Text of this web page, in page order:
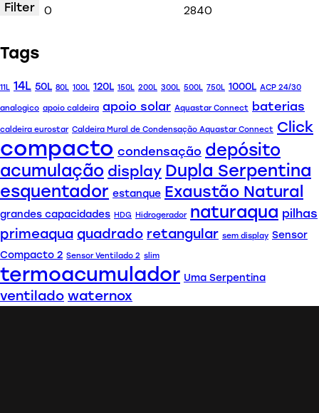
Filter
Tags
11L 14L 50L 80L 100L 120L 150L 200L 300L 500L 750L 1000L ACP 24/30
analogico apoio caldeira apoio solar Aquastar Connect baterias
caldeira eurostar Caldeira Mural de Condensação Aquastar Connect Click
compacto condensação depósito
acumulação display Dupla Serpentina
esquentador estanque Exaustão Natural
grandes capacidades HDG Hidrogerador naturaqua pilhas
primeaqua quadrado retangular sem display Sensor
Compacto 2 Sensor Ventilado 2 slim
termoacumulador Uma Serpentina
ventilado waternox